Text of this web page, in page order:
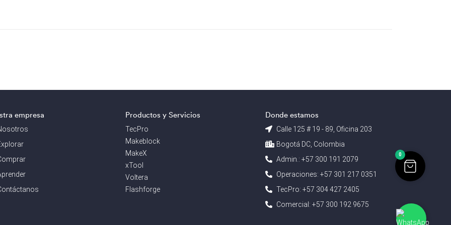
empresa Productos y Servicios
TecPro
Makeblock
MakeX
xTool
Voltera
Flashforge
Donde estamos
Calle 125 # 19 - 89, Oficina 203
Bogotá DC, Colombia
Admin.: +57 300 191 2079
Operaciones: +57 301 217 0351
TecPro: +57 304 427 2405
Comercial: +57 300 192 9675
0